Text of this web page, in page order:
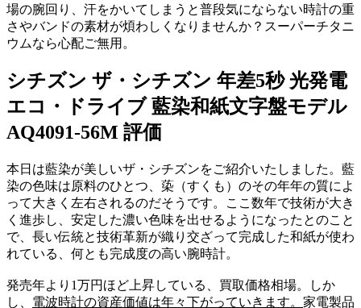
場の腕回り、汗をかいてしまうと普段気にならない時計の重
さやバンドの素材が煩わしくなりませんか？スーパーチタニ
ウムなら心配ご無用。
シチズン ザ・シチズン 年差5秒 光発電
エコ・ドライブ 藍染和紙文字盤モデル
AQ4091-56M 評価
本日は藍染が美しいザ・シチズンをご紹介いたしました。藍
染の色味は原料のひとつ、蒅（すくも）のその年年の質によ
って大きく左右されるのだそうです。ここ数年で技術が大き
く進歩し、安定した濃い色味を出せるようになったとのこと
で、長い伝統と技術革新が織り交ざって完成した和紙が使わ
れている、何とも完成度の高い腕時計。
発売年より1万円ほど上昇している、買取価格相場。しか
し、 電波時計の資産価値は年々下がっていきます。 家電製品